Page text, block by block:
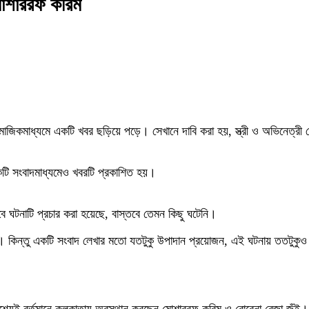
করিম
একটি খবর ছড়িয়ে পড়ে। সেখানে দাবি করা হয়, স্ত্রী ও
খবরটি প্রকাশিত হয়।
ঘটনাটি প্রচার করা হয়েছে, বাস্তবে তেমন কিছু ঘটেনি।
কিন্তু একটি সংবাদ লেখার মতো যতটুকু উপাদান প্রয়োজন, এই ঘটনায়